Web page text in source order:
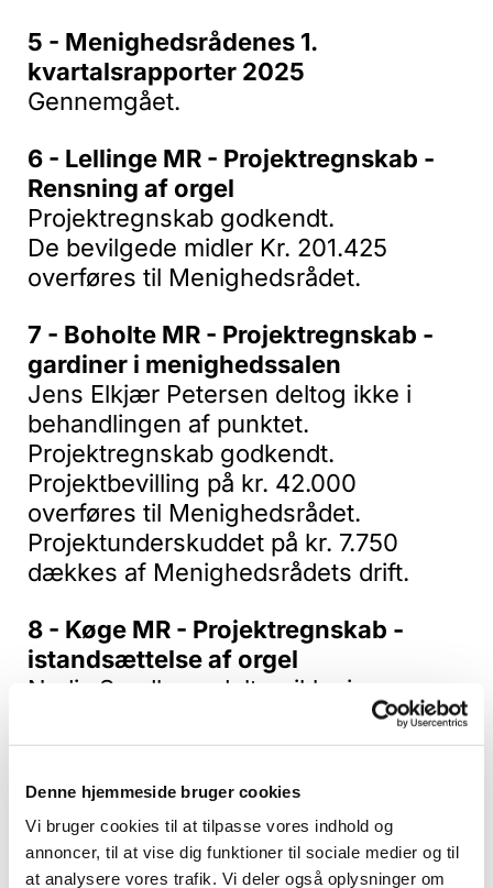
Denne hjemmeside bruger cookies
Vi bruger cookies til at tilpasse vores indhold og
annoncer, til at vise dig funktioner til sociale medier og til
at analysere vores trafik. Vi deler også oplysninger om
5 - Menighedsrådenes 1.
kvartalsrapporter 2025
Gennemgået.
6 - Lellinge MR - Projektregnskab -
Rensning af orgel
Projektregnskab godkendt.
De bevilgede midler Kr. 201.425
overføres til Menighedsrådet.
7 - Boholte MR - Projektregnskab -
gardiner i menighedssalen
Jens Elkjær Petersen deltog ikke i
behandlingen af punktet.
Projektregnskab godkendt.
Projektbevilling på kr. 42.000
overføres til Menighedsrådet.
Projektunderskuddet på kr. 7.750
dækkes af Menighedsrådets drift.
8 - Køge MR - Projektregnskab -
istandsættelse af orgel
Nadia Sandberg deltog ikke i
Projektregnskabet godkendt.
overføres til menighedsrådet.
Projektunderskuddet på kr. 33.730,51
dækkes af Menighedsrådets drift.